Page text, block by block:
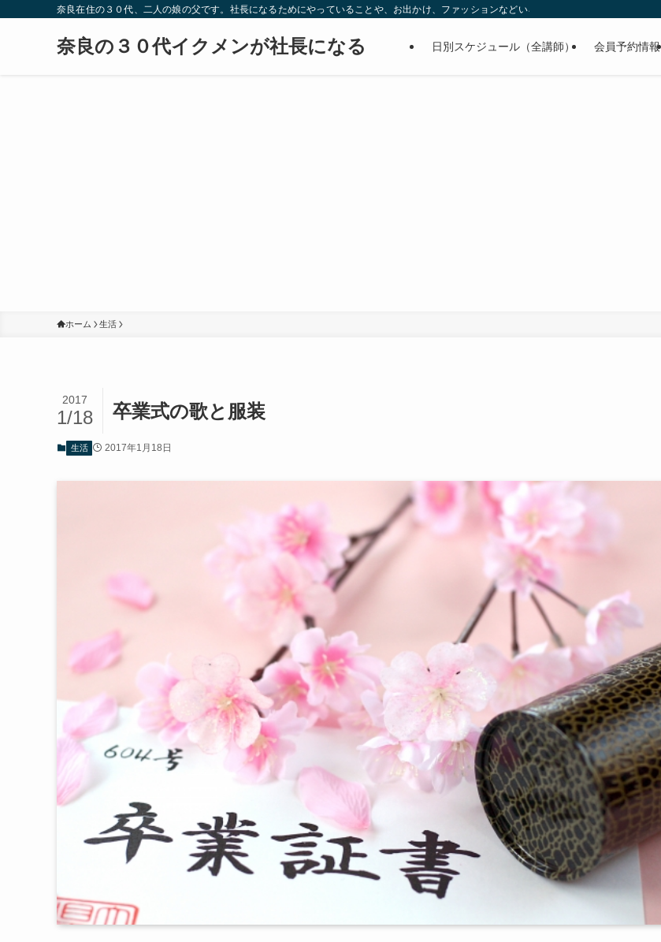
奈良在住の３０代、二人の娘の父です。社長になるためにやっていることや、お出かけ、ファッションなどいろんなこと書いています。
奈良の３０代イクメンが社長になる 日別スケジュール（全講師） 会員予約情報
ホーム 生活
卒業式の歌と服装
2017
1/18
生活 2017年1月18日